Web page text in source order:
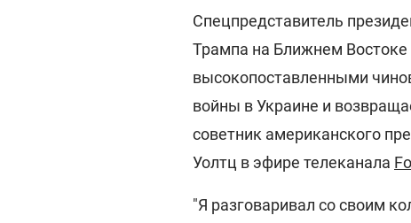
Спецпредставитель
Трампа на Ближнем Востоке
высокопоставленными
войны в Украине и
советник американского
Уолтц в эфире телеканала
"Я разговаривал со своим